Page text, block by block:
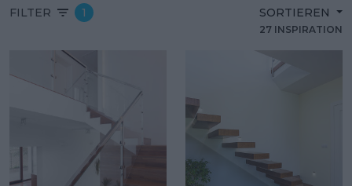
FILTER 1 SORTIEREN
27 INSPIRATION